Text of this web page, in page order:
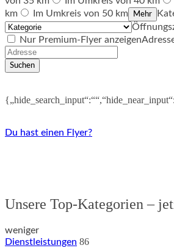
km
Im Umkreis von 50 km Mehr
Nur Premium-Flyer anzeigen
Suchen
Du hast einen Flyer?
Unsere Top-Kategorien –
weniger
Dienstleistungen 86